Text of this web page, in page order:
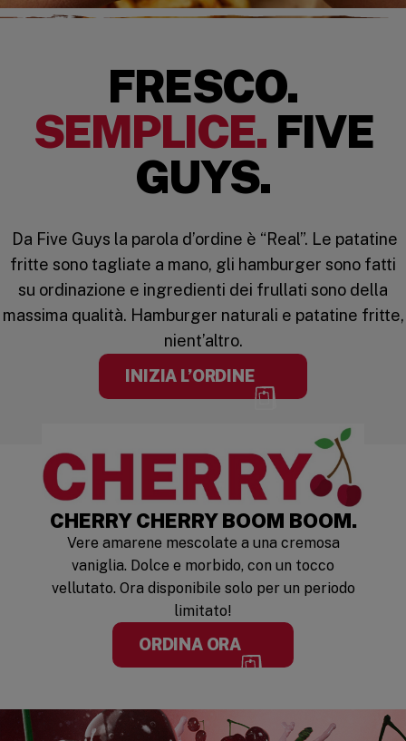
FRESCO.
SEMPLICE. FIVE
GUYS.
Da Five Guys la parola d’ordine è “Real”. Le patatine
fritte sono tagliate a mano, gli hamburger sono fatti
su ordinazione e ingredienti dei frullati sono della
massima qualità. Hamburger naturali e patatine fritte,
nient’altro.
INIZIA L’ORDINE
LIMITED
CHERRY CHERRY BOOM BOOM.
Vere amarene mescolate a una cremosa
vaniglia. Dolce e morbido, con un tocco
vellutato. Ora disponibile solo per un periodo
limitato!
ORDINA ORA